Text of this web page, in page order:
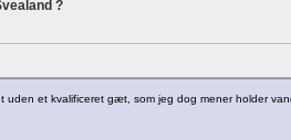
?
et kvalificeret gæt, som jeg dog mener holder